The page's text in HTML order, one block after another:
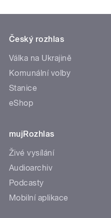
Český rozhlas
Válka na Ukrajině
Komunální volby
Stanice
eShop
mujRozhlas
Živé vysílání
Audioarchiv
Podcasty
Mobilní aplikace